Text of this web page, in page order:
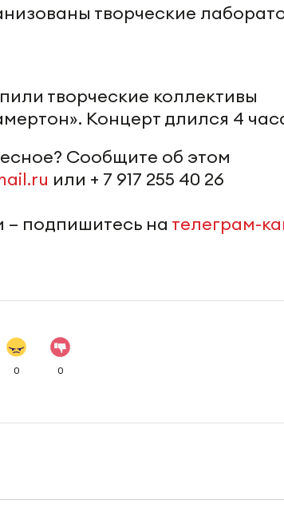
творческие
творческие коллективы
Концерт длился 4
Сообщите об этом
или + 7 917 255 40 26
– подпишитесь на телеграм-
0 0